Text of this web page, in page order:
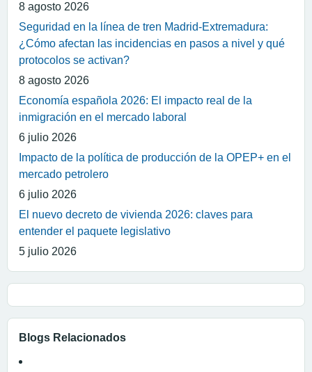
8 agosto 2026
Seguridad en la línea de tren Madrid-Extremadura:
¿Cómo afectan las incidencias en pasos a nivel y qué
protocolos se activan?
8 agosto 2026
Economía española 2026: El impacto real de la
inmigración en el mercado laboral
6 julio 2026
Impacto de la política de producción de la OPEP+ en el
mercado petrolero
6 julio 2026
El nuevo decreto de vivienda 2026: claves para
entender el paquete legislativo
5 julio 2026
Blogs Relacionados